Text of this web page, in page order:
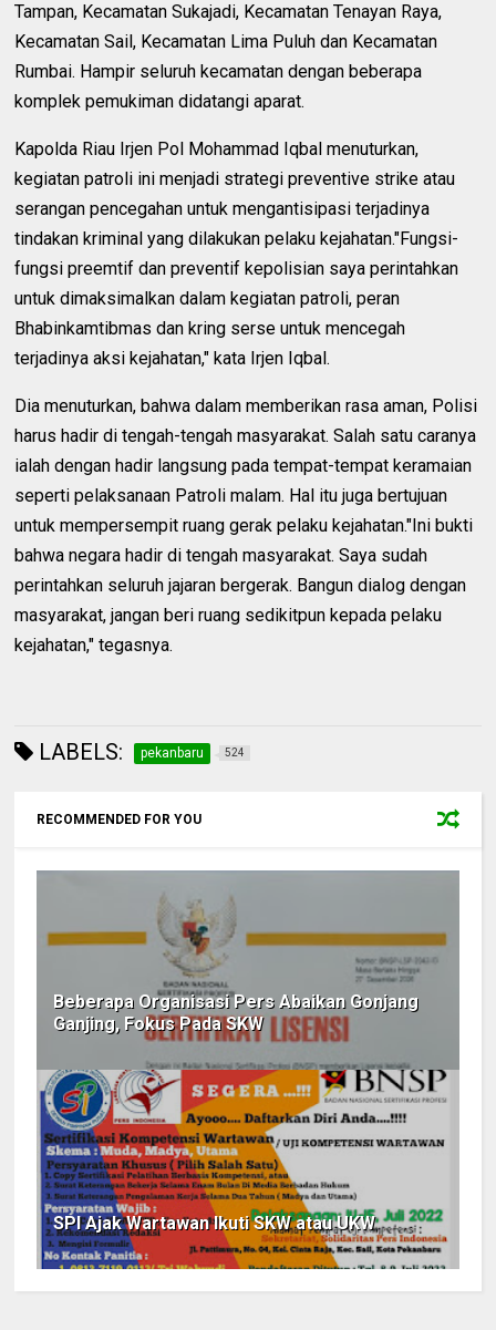
Tampan, Kecamatan Sukajadi, Kecamatan Tenayan Raya,
Kecamatan Sail, Kecamatan Lima Puluh dan Kecamatan
Rumbai. Hampir seluruh kecamatan dengan beberapa
komplek pemukiman didatangi aparat.
Kapolda Riau Irjen Pol Mohammad Iqbal menuturkan,
kegiatan patroli ini menjadi strategi preventive strike atau
serangan pencegahan untuk mengantisipasi terjadinya
tindakan kriminal yang dilakukan pelaku kejahatan."Fungsi-
fungsi preemtif dan preventif kepolisian saya perintahkan
untuk dimaksimalkan dalam kegiatan patroli, peran
Bhabinkamtibmas dan kring serse untuk mencegah
terjadinya aksi kejahatan," kata Irjen Iqbal.
Dia menuturkan, bahwa dalam memberikan rasa aman, Polisi
harus hadir di tengah-tengah masyarakat. Salah satu caranya
ialah dengan hadir langsung pada tempat-tempat keramaian
seperti pelaksanaan Patroli malam. Hal itu juga bertujuan
untuk mempersempit ruang gerak pelaku kejahatan."Ini bukti
bahwa negara hadir di tengah masyarakat. Saya sudah
perintahkan seluruh jajaran bergerak. Bangun dialog dengan
masyarakat, jangan beri ruang sedikitpun kepada pelaku
kejahatan," tegasnya.
LABELS: pekanbaru 524
RECOMMENDED FOR YOU
Beberapa Organisasi Pers Abaikan Gonjang
Ganjing, Fokus Pada SKW
SPI Ajak Wartawan Ikuti SKW atau UKW